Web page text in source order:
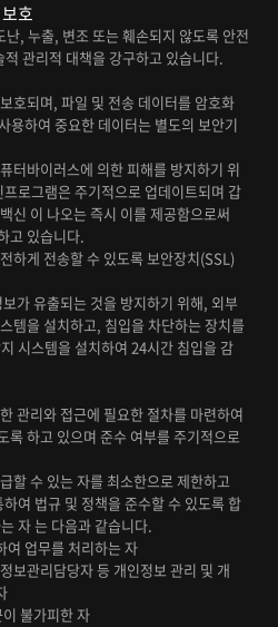
호
, 누출, 변조 또는 훼손되지 않도록 안전
관리적 대책을 강구하고 있습니다.
호되며, 파일 및 전송 데이터를 암호화
용하여 중요한 데이터는 별도의 보안기
터바이러스에 의한 피해를 방지하기 위
로그램은 주기적으로 업데이트되며 갑
신 이 나오는 즉시 이를 제공함으로써
고 있습니다.
하게 전송할 수 있도록 보안장치(SSL)
가 유출되는 것을 방지하기 위해, 외부
템을 설치하고, 침입을 차단하는 장치를
시스템을 설치하여 24시간 침입을 감
관리와 접근에 필요한 절차를 마련하여
록 하고 있으며 준수 여부를 주기적으로
할 수 있는 자를 최소한으로 제한하고
여 법규 및 정책을 준수할 수 있도록 합
자 는 다음과 같습니다.
여 업무를 처리하는 자
보관리담당자 등 개인정보 관리 및 개
불가피한 자